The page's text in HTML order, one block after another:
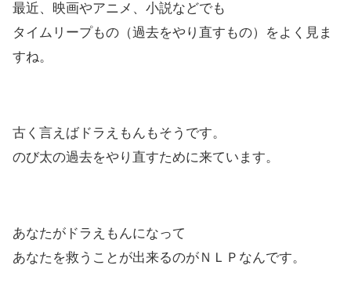
最近、映画やアニメ、小説などでも
タイムリープもの（過去をやり直すもの）をよく見ま
すね。
古く言えばドラえもんもそうです。
のび太の過去をやり直すために来ています。
あなたがドラえもんになって
あなたを救うことが出来るのがＮＬＰなんです。